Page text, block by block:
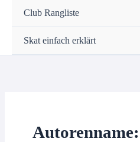
Club Rangliste
Skat einfach erklärt